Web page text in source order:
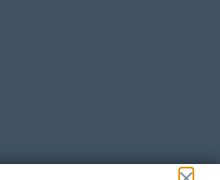
approfitta della vicinanza
facile spostarsi